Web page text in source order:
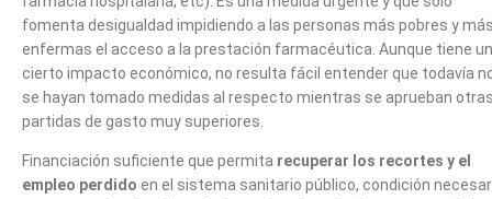
fomenta desigualdad impidiendo a las personas más pobres y
enfermas el acceso a la prestación farmacéutica. Aunque tiene un
cierto impacto económico, no resulta fácil entender que todavía
se hayan tomado medidas al respecto mientras se aprueban
partidas de gasto muy superiores.
Financiación suficiente que permita recuperar los recortes y el
empleo perdido en el sistema sanitario público, condición